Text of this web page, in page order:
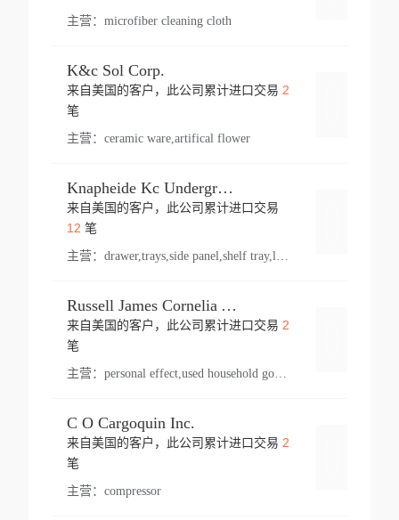
主营： microfiber cleaning cloth
K&c Sol Corp.
来自美国的客户，此公司累计进口交易 2
笔
主营： ceramic ware,artifical flower
Knapheide Kc Underground
来自美国的客户，此公司累计进口交易
12 笔
主营：
Russell James Cornelia Arlington Va
来自美国的客户，此公司累计进口交易 2
笔
主营： personal effect,used household goods
C O Cargoquin Inc.
来自美国的客户，此公司累计进口交易 2
笔
主营： compressor